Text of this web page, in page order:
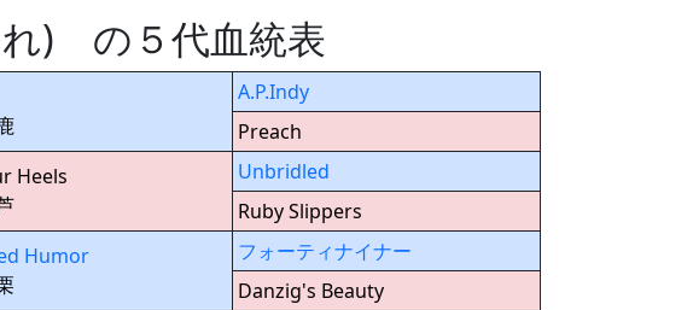
) の５代血統表
A.P.Indy
Preach
Heels
Unbridled
Ruby Slippers
Humor
フォーティナイナー
Danzig's Beauty